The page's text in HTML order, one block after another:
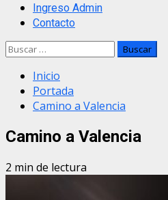
Ingreso Admin
Contacto
Buscar:
Inicio
Portada
Camino a Valencia
Camino a Valencia
2 min de lectura